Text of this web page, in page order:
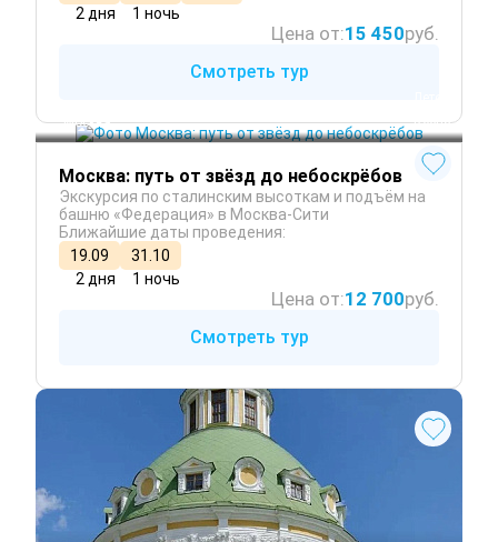
2 дня
1 ночь
Цена от:15 450руб.
Смотреть тур
Москва
Весна
Москва: путь от звёзд до небоскрёбов
Экскурсия по сталинским высоткам и подъём на
башню «Федерация» в Москва-Сити
Ближайшие даты проведения:
19.09
31.10
2 дня
1 ночь
Цена от:12 700руб.
Смотреть тур